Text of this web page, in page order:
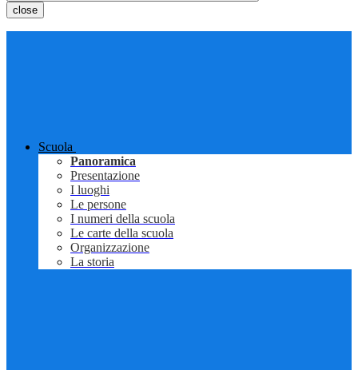
close
Scuola
Panoramica
Presentazione
I luoghi
Le persone
I numeri della scuola
Le carte della scuola
Organizzazione
La storia